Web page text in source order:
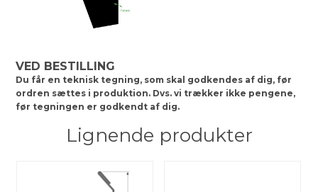
VED BESTILLING
Du får en teknisk tegning, som skal godkendes af dig, før
ordren sættes i produktion. Dvs. vi trækker ikke pengene,
før tegningen er godkendt af dig.
Lignende produkter